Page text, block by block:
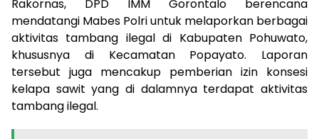
Rakornas, DPD IMM Gorontalo berencana
mendatangi Mabes Polri untuk melaporkan berbagai
aktivitas tambang ilegal di Kabupaten Pohuwato,
khususnya di Kecamatan Popayato. Laporan
tersebut juga mencakup pemberian izin konsesi
kelapa sawit yang di dalamnya terdapat aktivitas
tambang ilegal.